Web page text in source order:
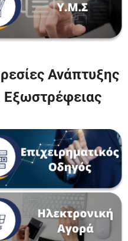
Ανάπτυξης
Εξωστρέφειας